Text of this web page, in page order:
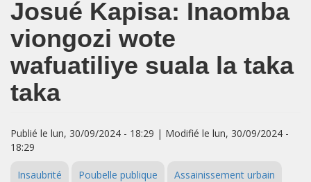
Josué Kapisa: Inaomba
viongozi wote
wafuatiliye suala la taka
taka
Publié le lun, 30/09/2024 - 18:29 | Modifié le lun, 30/09/2024 -
18:29
Insaubrité Poubelle publique Assainissement urbain